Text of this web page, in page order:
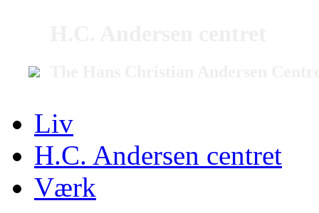
Liv
H.C. Andersen centret
Værk